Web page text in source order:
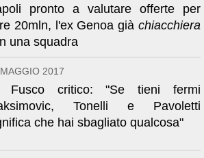
pronto a valutare offerte per
20mln, l'ex Genoa già chiacchiera
una squadra
2017
Fusco critico: "Se tieni fermi
Tonelli e Pavoletti
che hai sbagliato qualcosa"